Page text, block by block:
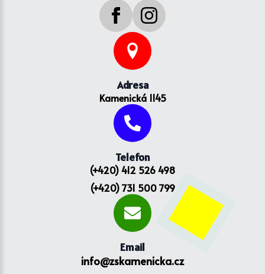
Adresa
Kamenická 1145
Telefon
(+420) 412 526 498
(+420) 731 500 799
Email
info@zskamenicka.cz